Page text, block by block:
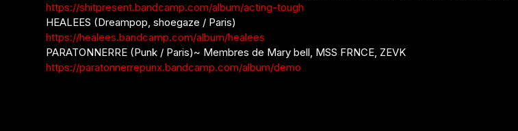
https://shitpresent.bandcamp.com/album/acting-tough
HEALEES (Dreampop, shoegaze / Paris)
https://healees.bandcamp.com/album/healees
PARATONNERRE (Punk / Paris)~ Membres de Mary bell, MSS FRNCE, ZEVK
https://paratonnerrepunx.bandcamp.com/album/demo